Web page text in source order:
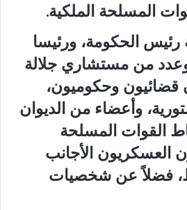
المسلحة الملكية.
رئيس الحكومة، ورئيسا
وعدد من مستشاري جلالة
قضائيون وحكوميون،
وأعضاء من الديوان
القوات المسلحة
العسكريون الأجانب
فضلاً عن شخصيات